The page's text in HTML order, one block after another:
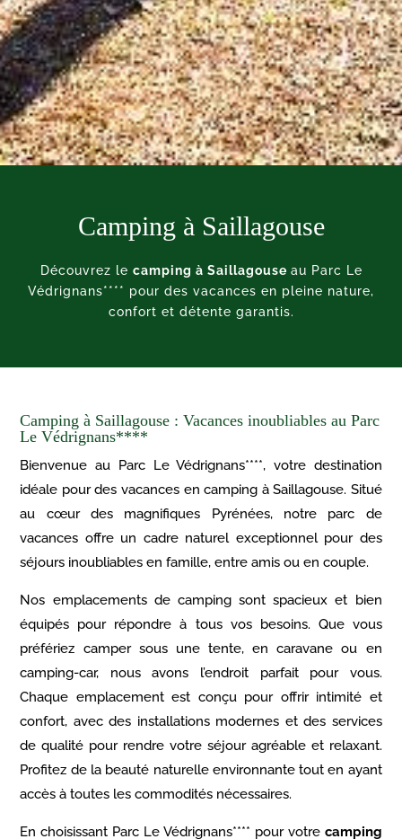
Camping à Saillagouse
Découvrez le camping à Saillagouse au Parc Le
Védrignans**** pour des vacances en pleine nature,
confort et détente garantis.
Campingà Saillagouse : Vacances inoubliables au Parc
Le Védrignans****
Bienvenue au Parc Le Védrignans****, votre destination
idéale pour des vacances en camping à Saillagouse. Situé
au cœur des magnifiques Pyrénées, notre parc de
vacances offre un cadre naturel exceptionnel pour des
séjours inoubliables en famille, entre amis ou en couple.
Nos emplacements de camping sont spacieux et bien
équipés pour répondre à tous vos besoins. Que vous
préfériez camper sous une tente, en caravane ou en
camping-car, nous avons l’endroit parfait pour vous.
Chaque emplacement est conçu pour offrir intimité et
confort, avec des installations modernes et des services
de qualité pour rendre votre séjour agréable et relaxant.
Profitez de la beauté naturelle environnante tout en ayant
accès à toutes les commodités nécessaires.
En choisissant Parc Le Védrignans**** pour votre camping